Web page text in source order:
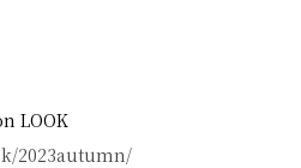
LOOK
2023autumn/